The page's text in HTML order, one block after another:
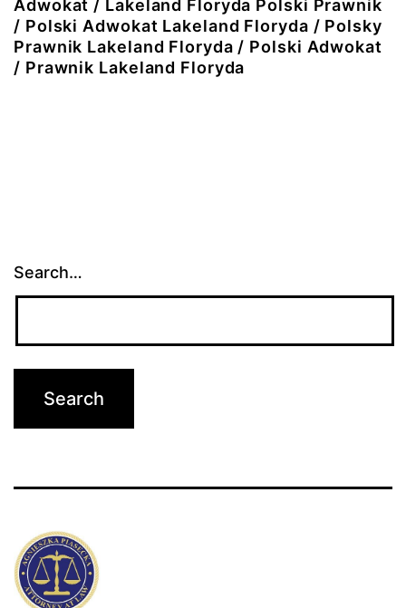
Adwokat / Lakeland Floryda Polski Prawnik
/ Polski Adwokat Lakeland Floryda / Polsky
Prawnik Lakeland Floryda / Polski Adwokat
/ Prawnik Lakeland Floryda
Search…